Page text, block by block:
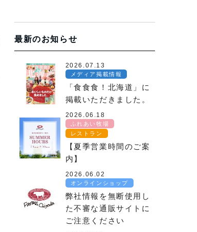
最新のお知らせ
2026.07.13
メディア掲載情報
「食食食！北海道」に
掲載いただきました。
2026.06.18
ふれあい牧場
レストラン
【夏季営業時間のご案
内】
2026.06.02
オンラインショップ
弊社情報を無断使用し
た不審な通販サイトに
ご注意ください